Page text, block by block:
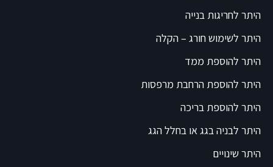
היתר לחריגות בנייה
היתר לשימוש חורג – הקלה
היתר להוספת ממד
היתר להוספת הרחבת מרפסות
היתר להוספת בריכה
היתר לבניה בגג או בחלל הגג
היתר שינויים